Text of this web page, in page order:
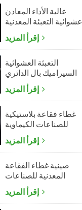
عالية الأداء المعادن
عشوائية التعبئة المعدنية
بال الدائري
التعبئة العشوائية
السيراميك بال الدائري
غطاء فقاعة بلاستيكية
للصناعات الكيماوية
صينية غطاء الفقاعة
المعدنية للصناعات
الكيماوية